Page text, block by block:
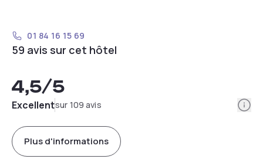
01 84 16 15 69
59 avis sur cet hôtel
4,5/5
Excellentsur 109 avis
Plus d'informations